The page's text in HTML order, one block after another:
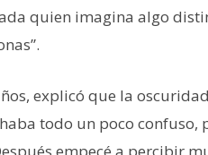
quien imagina algo
explicó que la
todo un poco confuso,
empecé a percibir